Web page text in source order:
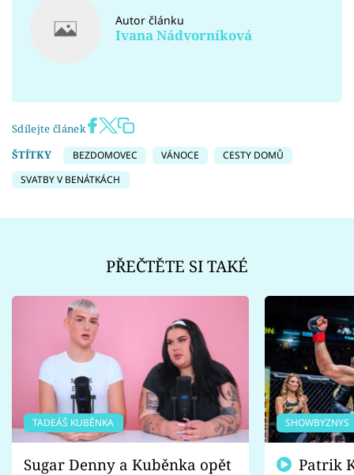
Autor článku
Ivana Nádvorníková
Sdílejte článek
ŠTÍTKY
BEZDOMOVEC VÁNOCE
CESTY DOMŮ
SVATBY V BENÁTKÁCH
PŘEČTĚTE SI TAKÉ
TADEÁŠ KUBĚNKA
Sugar Denny a Kuběnka opět
SHOWBYZNYS